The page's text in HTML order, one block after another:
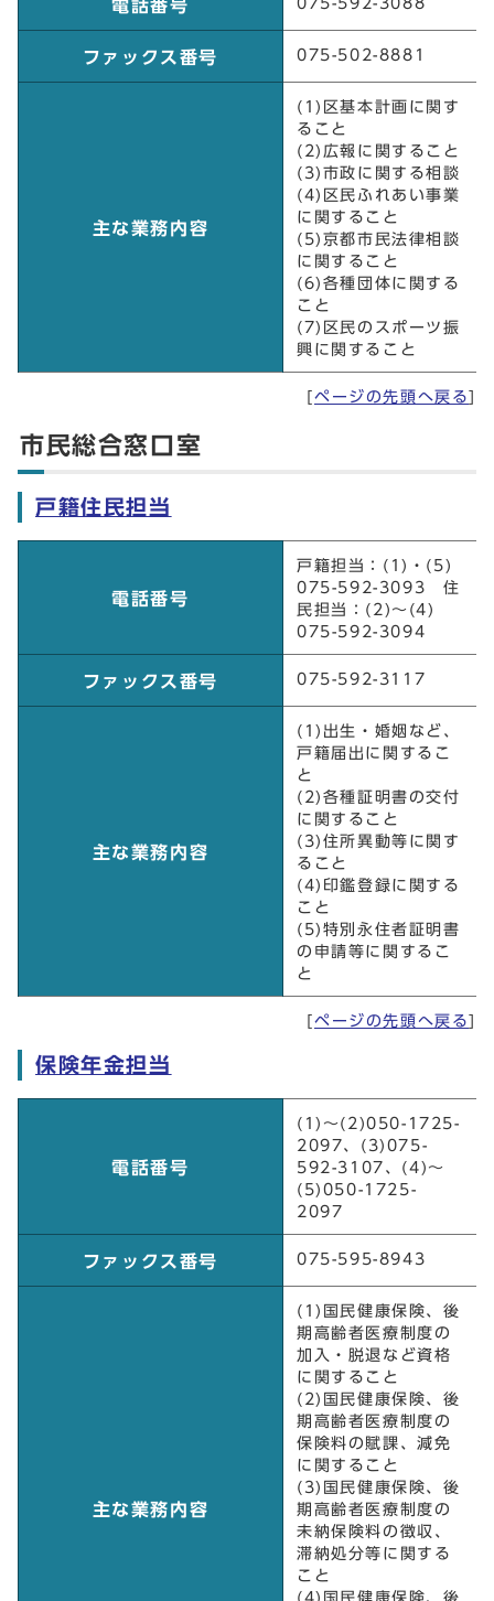
電話番号
075-592-3088
ファックス番号 075-502-8881
主な業務内容
(1)区基本計画に関す
ること
(2)広報に関すること
(3)市政に関する相談
(4)区民ふれあい事業
に関すること
(5)京都市民法律相談
に関すること
(6)各種団体に関する
こと
(7)区民のスポーツ振
興に関すること
ページの先頭へ戻る
市民総合窓口室
戸籍住民担当
電話番号
戸籍担当：(1)・(5)
075-592-3093 住
民担当：(2)～(4)
075-592-3094
ファックス番号 075-592-3117
主な業務内容
(1)出生・婚姻など、
戸籍届出に関するこ
と
(2)各種証明書の交付
に関すること
(3)住所異動等に関す
ること
(4)印鑑登録に関する
こと
(5)特別永住者証明書
の申請等に関するこ
と
ページの先頭へ戻る
保険年金担当
電話番号
(1)～(2)050-1725-
2097、(3)075-
592-3107、(4)～
(5)050-1725-
2097
ファックス番号 075-595-8943
主な業務内容
(1)国民健康保険、後
期高齢者医療制度の
加入・脱退など資格
に関すること
(2)国民健康保険、後
期高齢者医療制度の
保険料の賦課、減免
に関すること
(3)国民健康保険、後
期高齢者医療制度の
未納保険料の徴収、
滞納処分等に関する
こと
(4)国民健康保険、後